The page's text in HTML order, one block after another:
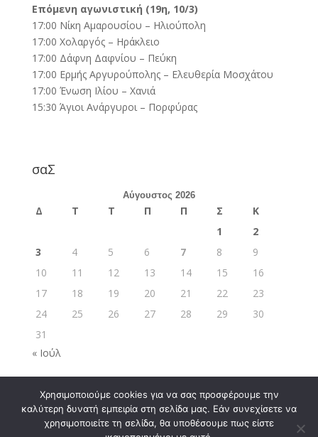
Επόμενη αγωνιστική (19η, 10/3)
17:00 Νίκη Αμαρουσίου – Ηλιούπολη
17:00 Χολαργός – Ηράκλειο
17:00 Δάφνη Δαφνίου – Πεύκη
17:00 Ερμής Αργυρούπολης – Ελευθερία Μοσχάτου
17:00 Ένωση Ιλίου – Χανιά
15:30 Άγιοι Ανάργυροι – Πορφύρας
σαΣ
Αύγουστος 2026
Δ Τ Τ Π Π Σ
Κ
1
2
3
4 5 6 7 8
9
10
11 12 13 14 15
16
17
18 19 20 21 22
23
24
25 26 27 28 29
30
31
« Ιούλ
Χρησιμοποιούμε cookies για να σας προσφέρουμε την
καλύτερη δυνατή εμπειρία στη σελίδα μας. Εάν συνεχίσετε να
χρησιμοποιείτε τη σελίδα, θα υποθέσουμε πως είστε